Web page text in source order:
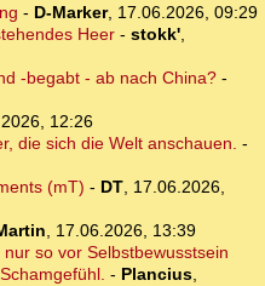
- D-Marker, 17.06.2026, 09:29
Heer- stokk',
-begabt - ab nach China?-
12:26
die sich die Welt anschauen. -
(mT) - DT, 17.06.2026,
, 17.06.2026, 13:39
so vor Selbstbewusstsein
- Plancius,